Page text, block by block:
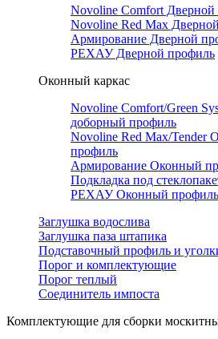
Novoline Comfort Дверной
Novoline Red Мax
Армирование Дверной
РЕХАУ Дверной профиль
Оконный каркас
Novoline Comfort/Green
доборный профиль
Novoline Red Max/Tender
профиль
Армирование Оконный
Подкладка под
РЕХАУ Оконный профиль
Заглушка водослива
Заглушка паза штапика
Подставочный профиль и
Порог и комплектующие
Порог теплый
Соединитель импоста
Комплектующие для сборки